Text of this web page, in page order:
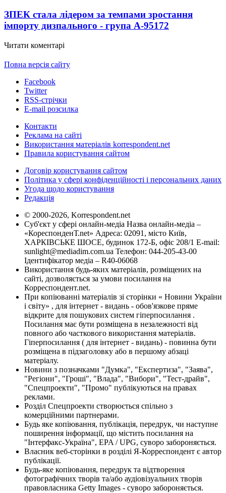
ЗПЕК стала лідером за темпами зростання
імпорту дизпального - група А-95172
Читати коментарі
Повна версія сайту
Facebook
Twitter
RSS-стрічки
E-mail розсилка
Контакти
Реклама на сайті
Використання матеріалів korrespondent.net
Правила користування сайтом
Договір користування сайтом
Політика у сфері конфіденційності і персональних даних
Угода щодо користування
Редакція
© 2000-2026, Korrespondent.net
Суб'єкт у сфері онлайн-медіа Назва онлайн-медіа –
«КореспонденТ.net» Адреса: 02091, місто Київ,
ХАРКІВСЬКЕ ШОСЕ, будинок 172-Б, офіс 208/1 E-mail:
sunlight@mediadim.com.ua Телефон: 044-205-43-00
Ідентифікатор медіа – R40-06068
Використання будь-яких матеріалів, розміщених на
сайті, дозволяється за умови посилання на
Корреспондент.net.
При копіюванні матеріалів зі сторінки « Новини України
і світу» , для інтернет - видань - обов'язкове пряме
відкрите для пошукових систем гіперпосилання .
Посилання має бути розміщена в незалежності від
повного або часткового використання матеріалів.
Гіперпосилання ( для інтернет - видань) - повинна бути
розміщена в підзаголовку або в першому абзаці
матеріалу.
Новини з позначками "Думка", "Експертиза", "Заява",
"Регіони", "Гроші", "Влада", "Вибори", "Тест-драйв",
"Спецпроекти", "Промо" публікуються на правах
реклами.
Розділ Спецпроекти створюється спільно з
комерційними партнерами.
Будь яке копіювання, публікація, передрук, чи наступне
поширення інформації, що містить посилання на
"Інтерфакс-Україна", EPA / UPG, суворо забороняється.
Власник веб-сторінки в розділі Я-Корреспондент є автор
публікації.
Будь-яке копіювання, передрук та відтворення
фотографічних творів та/або аудіовізуальних творів
правовласника Getty Images - суворо забороняється.